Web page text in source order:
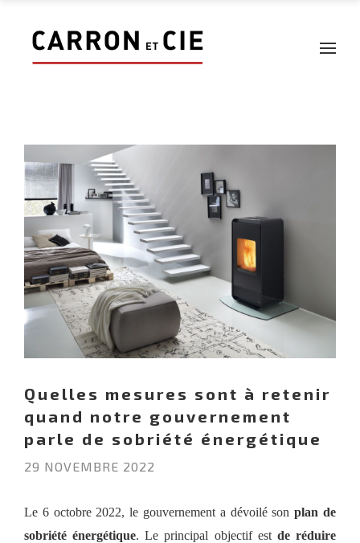
Quelles mesures sont à retenir
quand notre gouvernement
parle de sobriété énergétique
29 NOVEMBRE 2022
Le 6 octobre 2022, le gouvernement a dévoilé sonplan de
sobriété énergétique. Le principal objectif est de réduire